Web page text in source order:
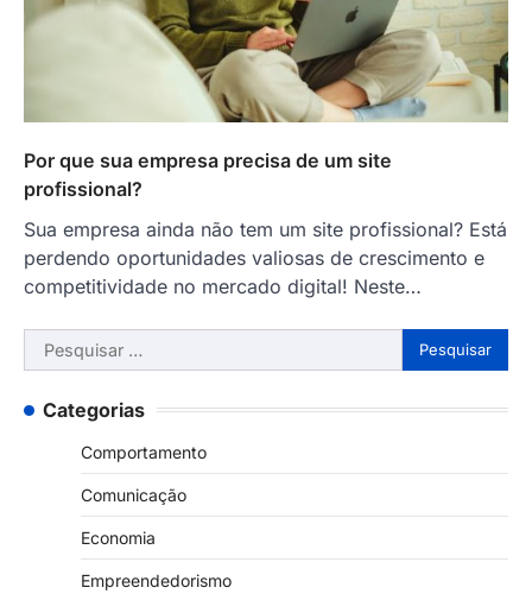
Por que sua empresa precisa de um site
profissional?
Sua empresa ainda não tem um site profissional? Está
perdendo oportunidades valiosas de crescimento e
competitividade no mercado digital! Neste…
Pesquisar
por:
Categorias
Comportamento
Comunicação
Economia
Empreendedorismo